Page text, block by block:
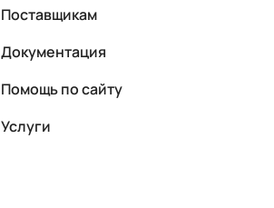
Поставщикам
Документация
Помощь по сайту
Услуги